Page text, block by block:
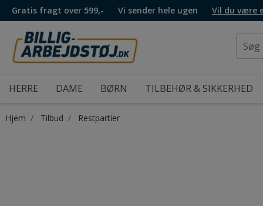
Gratis fragt over 599,- Vi sender hele ugen Vil du være
HERRE DAME BØRN TILBEHØR & SIKKERHED
Hjem Tilbud Restpartier